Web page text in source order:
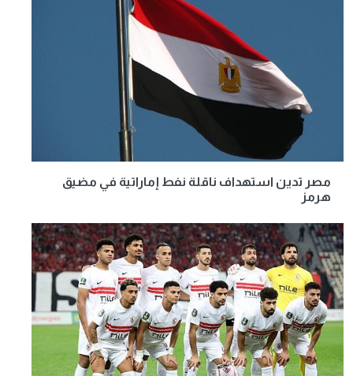
مصر تدين استهداف ناقلة نفط إماراتية في مضيق
هرمز